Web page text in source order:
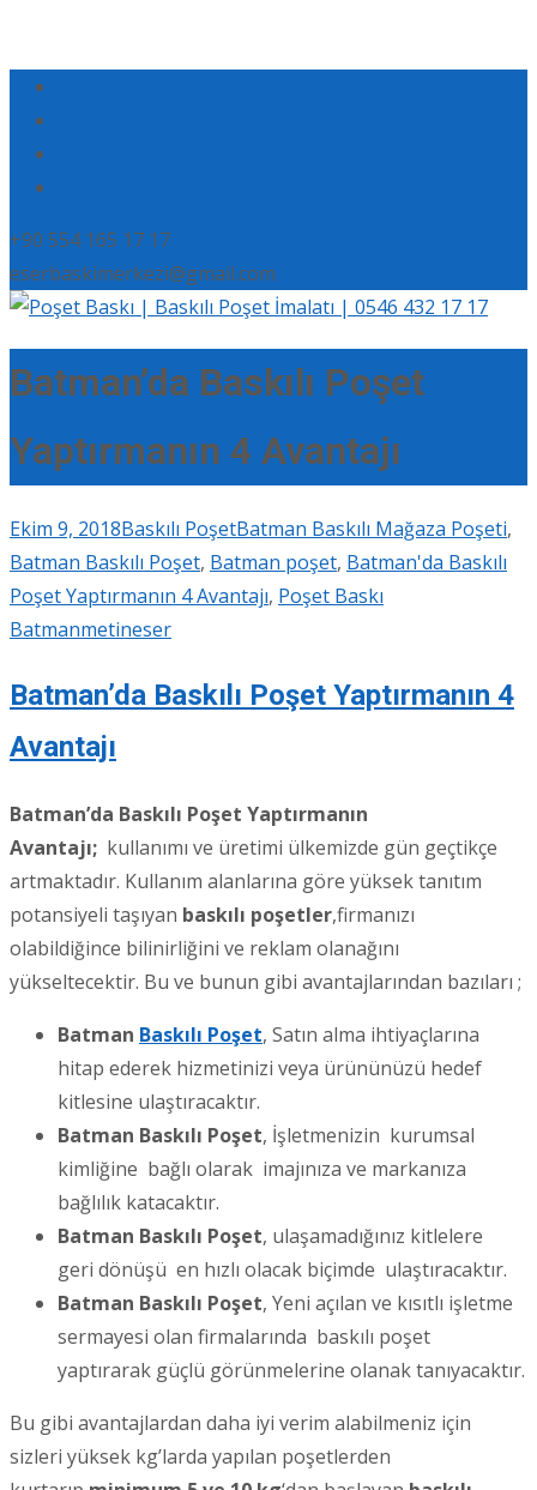
+90 554 165 17 17
eserbaskimerkezi@gmail.com
Batman’da Baskılı Poşet
Yaptırmanın 4 Avantajı
Ekim 9, 2018Baskılı PoşetBatman Baskılı Mağaza Poşeti,
Batman Baskılı Poşet, Batman poşet, Batman'da Baskılı
Poşet Yaptırmanın 4 Avantajı, Poşet Baskı
Batmanmetineser
Batman’da Baskılı Poşet Yaptırmanın 4
Avantajı
Batman’da Baskılı Poşet Yaptırmanın
Avantajı; kullanımı ve üretimi ülkemizde gün geçtikçe
artmaktadır. Kullanım alanlarına göre yüksek tanıtım
potansiyeli taşıyan baskılı poşetler,firmanızı
olabildiğince bilinirliğini ve reklam olanağını
yükseltecektir. Bu ve bunun gibi avantajlarından bazıları ;
Batman Baskılı Poşet, Satın alma ihtiyaçlarına
hitap ederek hizmetinizi veya ürününüzü hedef
kitlesine ulaştıracaktır.
Batman Baskılı Poşet, İşletmenizin kurumsal
kimliğine bağlı olarak imajınıza ve markanıza
bağlılık katacaktır.
Batman Baskılı Poşet, ulaşamadığınız kitlelere
geri dönüşü en hızlı olacak biçimde ulaştıracaktır.
Batman Baskılı Poşet, Yeni açılan ve kısıtlı işletme
sermayesi olan firmalarında baskılı poşet
yaptırarak güçlü görünmelerine olanak tanıyacaktır.
Bu gibi avantajlardan daha iyi verim alabilmeniz için
sizleri yüksek kg’larda yapılan poşetlerden